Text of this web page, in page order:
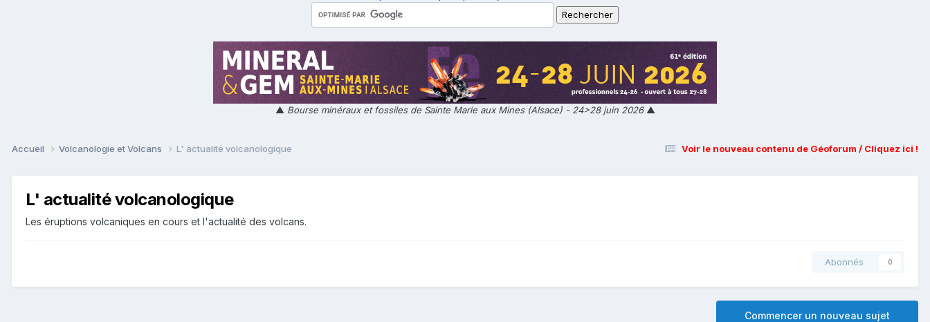
▲ Bourse minéraux et fossiles de Sainte Marie aux Mines (Alsace) - 24>28 juin 2026▲
Voir le nouveau contenu de Géoforum / Cliquez ici !
Accueil Volcanologie et Volcans L' actualité volcanologique
L' actualité volcanologique
Les éruptions volcaniques en cours et l'actualité des volcans.
Abonnés 0
Commencer un nouveau sujet